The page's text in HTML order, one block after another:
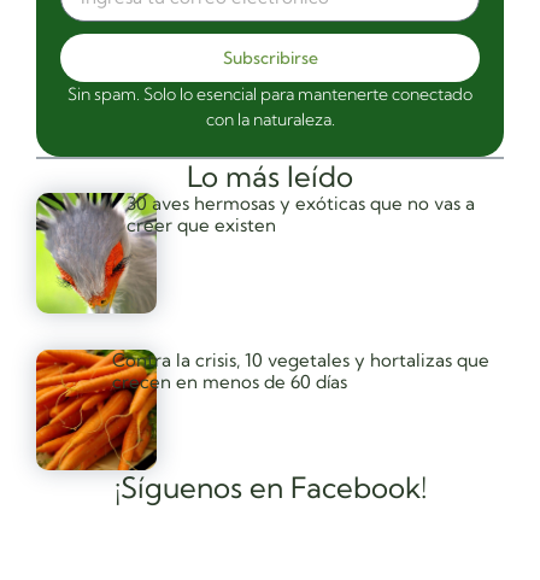
¡Síguenos en Facebook!
Lo más leído
30 aves hermosas y exóticas que no vas a
creer que existen
Contra la crisis, 10 vegetales y hortalizas que
crecen en menos de 60 días
Subscribirse
Sin spam. Solo lo esencial para mantenerte conectado
con la naturaleza.